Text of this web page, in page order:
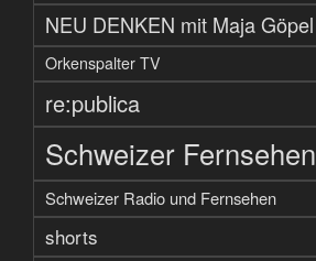
NEU DENKEN mit Maja Göpel
Orkenspalter TV
re:publica
Schweizer Fernsehen
Schweizer Radio und Fernsehen
shorts